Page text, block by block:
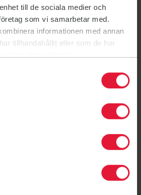
till de sociala medier och
som vi samarbetar med.
informationen med annan
tillhandahållit eller som de har
kl. 09.00-15.00. Av säkerhetsskäl
i sin vagn, babyskydd eller
hjulskydden om du vill ta in
på Friskis